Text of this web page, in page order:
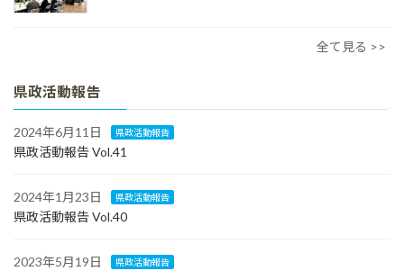
全て見る >>
県政活動報告
2024年6月11日 県政活動報告
県政活動報告 Vol.41
2024年1月23日 県政活動報告
県政活動報告 Vol.40
2023年5月19日 県政活動報告